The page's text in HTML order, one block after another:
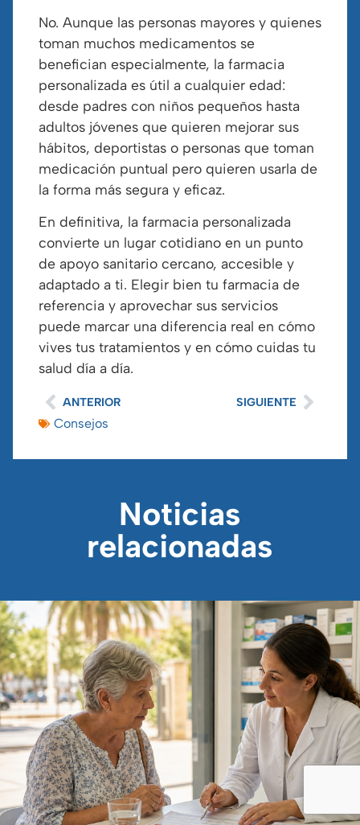
No. Aunque las personas mayores y quienes
toman muchos medicamentos se
benefician especialmente, la farmacia
personalizada es útil a cualquier edad:
desde padres con niños pequeños hasta
adultos jóvenes que quieren mejorar sus
hábitos, deportistas o personas que toman
medicación puntual pero quieren usarla de
la forma más segura y eficaz.
En definitiva, la farmacia personalizada
convierte un lugar cotidiano en un punto
de apoyo sanitario cercano, accesible y
adaptado a ti. Elegir bien tu farmacia de
referencia y aprovechar sus servicios
puede marcar una diferencia real en cómo
vives tus tratamientos y en cómo cuidas tu
salud día a día.
ANTERIOR SIGUIENTE
Consejos
Noticias
relacionadas